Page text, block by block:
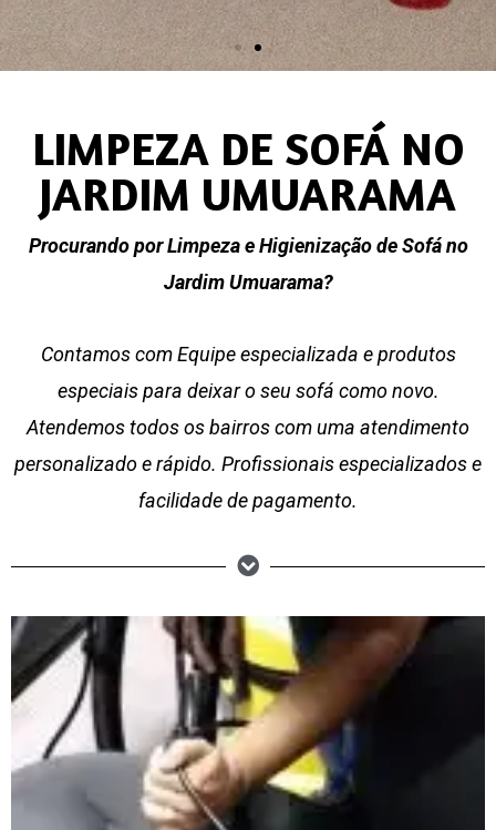
LIMPEZA DE SOFÁ NO
JARDIM UMUARAMA
Procurando por Limpeza e Higienização de Sofá no
Jardim Umuarama?
Contamos com Equipe especializada e produtos
especiais para deixar o seu sofá como novo.
Atendemos todos os bairros com uma atendimento
personalizado e rápido. Profissionais especializados e
facilidade de pagamento.